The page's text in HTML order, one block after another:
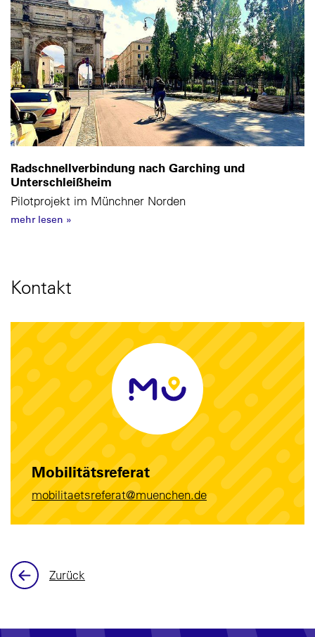
Radschnellverbindung nach Garching und
Unterschleißheim
Pilotprojekt im Münchner Norden
mehr lesen »
Kontakt
Mobilitätsreferat
mobilitaetsreferat@muenchen.de
Zurück